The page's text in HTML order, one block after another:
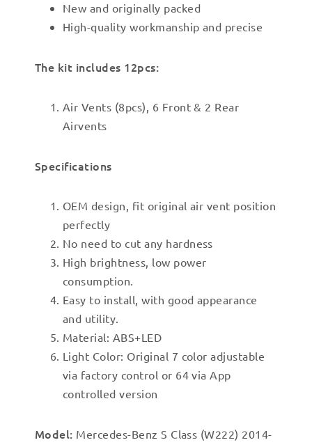
New and originally packed
High-quality workmanship and precise
The kit includes 12pcs:
Air Vents (8pcs), 6 Front & 2 Rear
Airvents
Specifications
OEM design, fit original air vent position
perfectly
No need to cut any hardness
High brightness, low power
consumption.
Easy to install, with good appearance
and utility.
Material: ABS+LED
Light Color: Original 7 color adjustable
via factory control or 64 via App
controlled version
Model: Mercedes-Benz S Class (W222) 2014-